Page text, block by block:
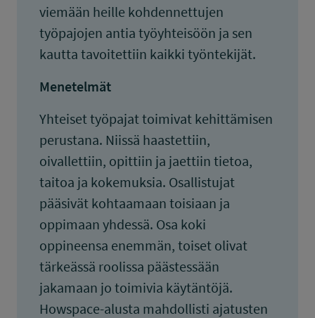
viemään heille kohdennettujen
työpajojen antia työyhteisöön ja sen
kautta tavoitettiin kaikki työntekijät.
Menetelmät
Yhteiset työpajat toimivat kehittämisen
perustana. Niissä haastettiin,
oivallettiin, opittiin ja jaettiin tietoa,
taitoa ja kokemuksia. Osallistujat
pääsivät kohtaamaan toisiaan ja
oppimaan yhdessä. Osa koki
oppineensa enemmän, toiset olivat
tärkeässä roolissa päästessään
jakamaan jo toimivia käytäntöjä.
Howspace-alusta mahdollisti ajatusten